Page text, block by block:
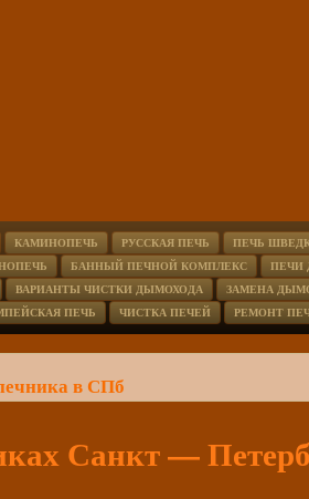
КАМИНОПЕЧЬ РУССКАЯ ПЕЧЬ ПЕЧЬ
БАННЫЙ ПЕЧНОЙ КОМПЛЕКС ПЕЧИ
ВАРИАНТЫ ЧИСТКИ ДЫМОХОДА ЗАМЕНА
ПЕЧЬ ЧИСТКА ПЕЧЕЙ РЕМОНТ
в СПб
Санкт —